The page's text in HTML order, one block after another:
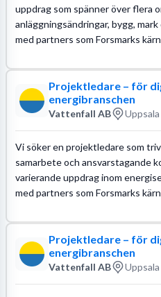
uppdrag som spänner över flera
anläggningsändringar, bygg,
med partners som Forsmarks
Projektledare – för
energibranschen
Vattenfall AB
Vi söker en projektledare som
samarbete och ansvarstagande
varierande uppdrag inom
med partners som Forsmarks
Projektledare – för
energibranschen
Vattenfall AB